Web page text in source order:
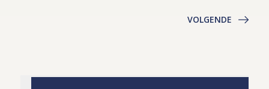
VOLGENDE